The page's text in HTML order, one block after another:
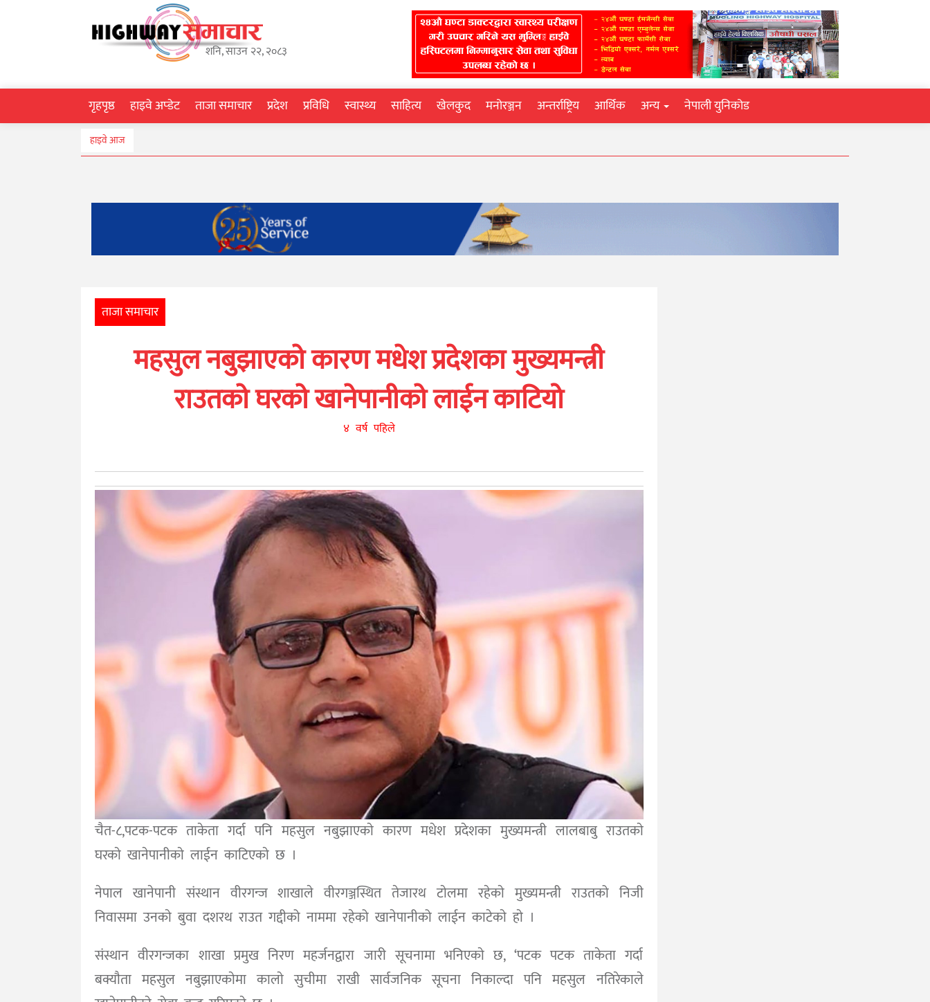
शनि, साउन २२, २०८३
गृहपृष्ठ हाइवे अप्डेट ताजा समाचार प्रदेश प्रविधि स्वास्थ्य साहित्य खेलकुद मनोरञ्जन अन्तर्राष्ट्रिय आर्थिक अन्य नेपाली युनिकोड
हाइवे आज
ताजा समाचार
महसुल नबुझाएकाे कारण मधेश प्रदेशका मुख्यमन्त्री
राउतकाे घरकाे खानेपानीकाे लाईन काटियो
४ वर्ष पहिले
चैत-८,पटक-पटक ताकेता गर्दा पनि महसुल नबुझाएकाे कारण मधेश प्रदेशका मुख्यमन्त्री लालबाबु राउतकाे
घरकाे खानेपानीकाे लाईन काटिएकाे छ ।
नेपाल खानेपानी संस्थान वीरगन्ज शाखाले वीरगञ्जस्थित तेजारथ टाेलमा रहेकाे मुख्यमन्त्री राउतको निजी
निवासमा उनकाे बुवा दशरथ राउत गद्दीको नाममा रहेको खानेपानीको लाईन काटेकाे हाे ।
संस्थान वीरगन्जका शाखा प्रमुख निरण महर्जनद्वारा जारी सूचनामा भनिएकाे छ, ‘पटक पटक ताकेता गर्दा
बक्याैता महसुल नबुझाएकाेमा कालाे सुचीमा राखी सार्वजनिक सूचना निकाल्दा पनि महसुल नतिरेकाले